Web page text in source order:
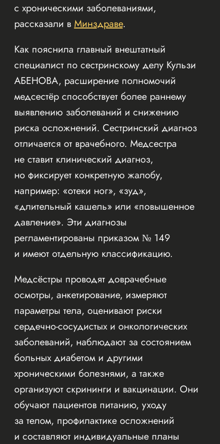
с хроническими заболеваниями,
рассказали вМинздраве.
Как пояснила главный внештатный
специалист по сестринскому делу Кульзи
АБЕНОВА, расширение полномочий
медсестёр способствует более раннему
выявлению заболеваний и снижению
риска осложнений. Сестринский диагноз
отличается от врачебного. Медсестра
не ставит клинический диагноз,
но фиксирует конкретную жалобу,
например: «отеки ног», «зуд»,
«длительный кашель» или «повышенное
давление». Эти диагнозы
регламентированы приказом № 149
и имеют отдельную классификацию.
Медсёстры проводят доврачебные
осмотры, анкетирование, измеряют
параметры тела, оценивают риски
сердечно-сосудистых и онкологических
заболеваний, наблюдают за состоянием
больных диабетом и другими
хроническими болезнями, а также
организуют скрининги и вакцинации. Они
обучают пациентов питанию, уходу
за телом, профилактике осложнений
и составляют индивидуальные планы